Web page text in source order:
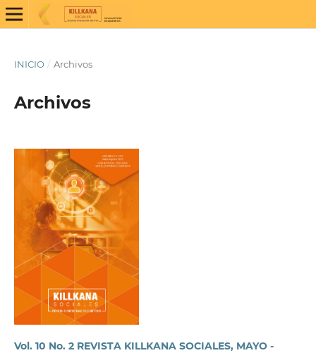
INICIO / Archivos
Archivos
Vol. 10 No. 2 REVISTA KILLKANA SOCIALES, MAYO -